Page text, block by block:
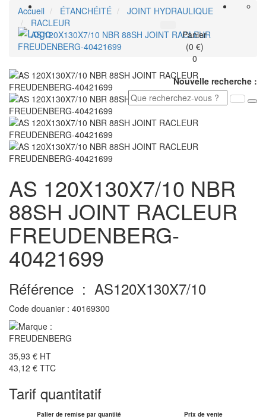
Panier
(0 €)
0
Nouvelle recherche :
Accueil ÉTANCHÉITÉ
JOINT HYDRAULIQUE
RACLEUR
AS 120X130X7/10 NBR 88SH JOINT RACLEUR
FREUDENBERG-40421699
AS 120X130X7/10 NBR
88SH JOINT RACLEUR
FREUDENBERG-
40421699
Référence : AS120X130X7/10
Code douanier : 40169300
35,93 € HT
43,12 € TTC
Tarif quantitatif
Palier de remise par quantité
Prix de vente